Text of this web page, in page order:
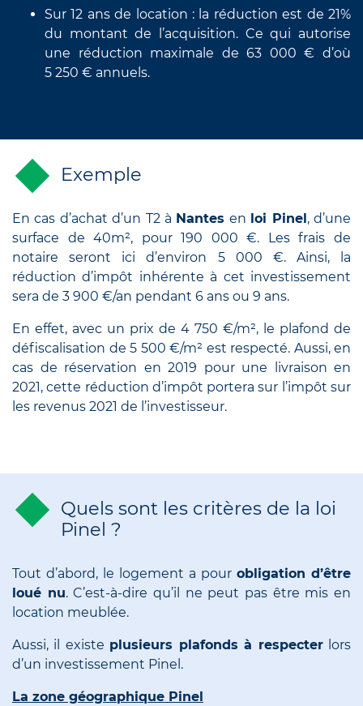
Sur 12 ans de location : la réduction est de 21%
du montant de l’acquisition. Ce qui autorise
une réduction maximale de 63 000 € d’où
5 250 € annuels.
Exemple
En cas d’achat d’un T2 à Nantes en loi Pinel , d’une
surface de 40m², pour 190 000 €. Les frais de
notaire seront ici d’environ 5 000 €. Ainsi, la
réduction d’impôt inhérente à cet investissement
sera de 3 900 €/an pendant 6 ans ou 9 ans.
En effet, avec un prix de 4 750 €/m², le plafond de
défiscalisation de 5 500 €/m² est respecté. Aussi, en
cas de réservation en 2019 pour une livraison en
2021, cette réduction d’impôt portera sur l’impôt sur
les revenus 2021 de l’investisseur.
Quels sont les critères de la loi
Pinel ?
Tout d’abord, le logement a pour obligation d’être
loué nu. C’est-à-dire qu’il ne peut pas être mis en
location meublée.
Aussi, il existe plusieurs plafonds à respecterlors
d’un investissement Pinel.
La zone géographique Pinel